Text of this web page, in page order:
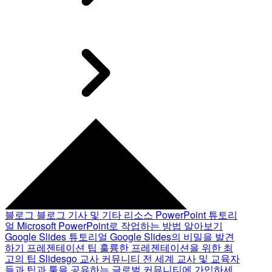
블로그 블로그 기사 및 기타 리소스 PowerPoint 튜토리
얼 Microsoft PowerPoint로 작업하는 방법 알아보기
Google Slides 튜토리얼 Google Slides의 비밀을 발견
하기 프레젠테이션 팁 훌륭한 프레젠테이션을 위한 최
고의 팁 Slidesgo 교사 커뮤니티 전 세계 교사 및 교육자